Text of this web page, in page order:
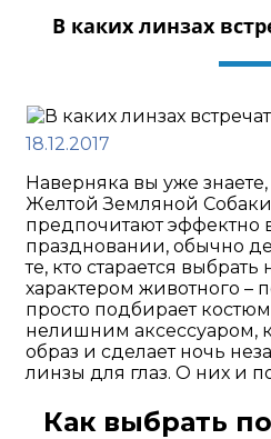
В каких линзах
18.12.2017
Наверняка вы уже
Желтой Земляной
предпочитают эффектно
праздновании, обычно
те, кто старается
характером животного –
просто подбирает
нелишним аксессуаром,
образ и сделает ночь
линзы для глаз. О них и
Как выбрать